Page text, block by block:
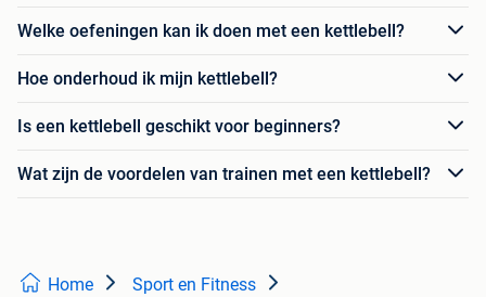
Welke oefeningen kan ik doen met een kettlebell?
Hoe onderhoud ik mijn kettlebell?
Is een kettlebell geschikt voor beginners?
Wat zijn de voordelen van trainen met een kettlebell?
Home Sport en Fitness